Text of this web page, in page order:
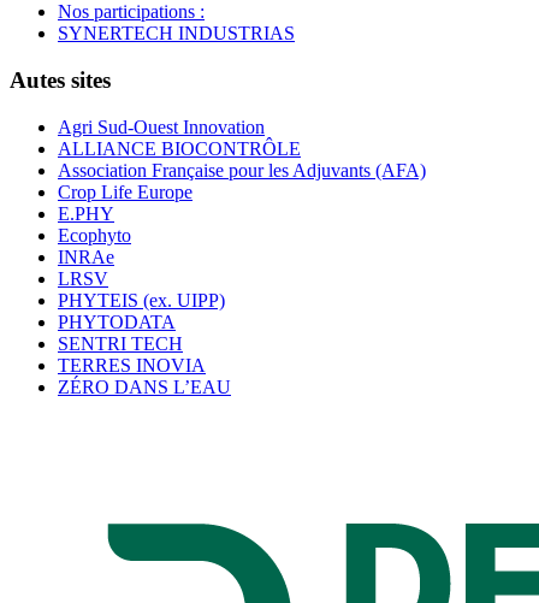
Nos participations :
SYNERTECH INDUSTRIAS
Autes sites
Agri Sud-Ouest Innovation
ALLIANCE BIOCONTRÔLE
Association Française pour les Adjuvants (AFA)
Crop Life Europe
E.PHY
Ecophyto
INRAe
LRSV
PHYTEIS (ex. UIPP)
PHYTODATA
SENTRI TECH
TERRES INOVIA
ZÉRO DANS L’EAU